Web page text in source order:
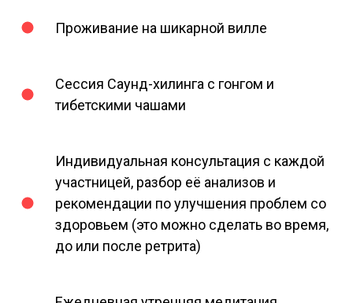
Проживание на шикарной вилле
Сессия Саунд-хилинга с гонгом и
тибетскими чашами
Индивидуальная консультация с каждой
участницей, разбор её анализов и
рекомендации по улучшения проблем со
здоровьем (это можно сделать во время,
до или после ретрита)